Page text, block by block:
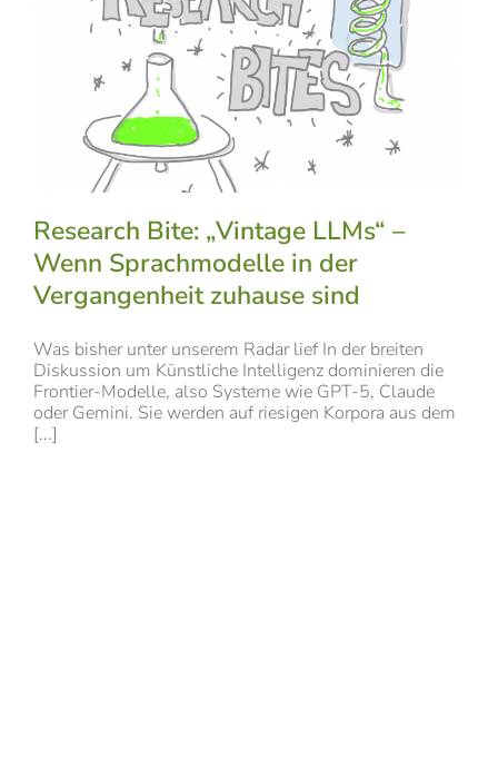
Research Bite: „Vintage LLMs“ –
Wenn Sprachmodelle in der
Vergangenheit zuhause sind
Was bisher unter unserem Radar lief In der breiten
Diskussion um Künstliche Intelligenz dominieren die
Frontier-Modelle, also Systeme wie GPT-5, Claude
oder Gemini. Sie werden auf riesigen Korpora aus dem
[...]